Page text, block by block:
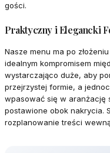
gości.
Praktyczny i Elegancki
Nasze menu ma po
idealnym kompromisem
wystarczająco duże, aby
przejrzystej formie, a
wpasować się w aranżację
postawione obok nakrycia.
rozplanowanie treści